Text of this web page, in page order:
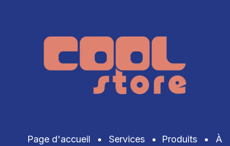
Page d'accueil • Services • Produits • À